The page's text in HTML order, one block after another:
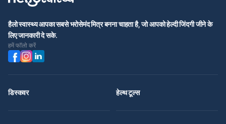
हैलो स्वास्थ्य आपका सबसे भरोसेमंद मित्र बनना चाहता है, जो आपको हेल्दी जिंदगी जीने के
लिए जानकारी दे सके.
हमें फॉलो करें
डिस्कवर हेल्थ टूल्स